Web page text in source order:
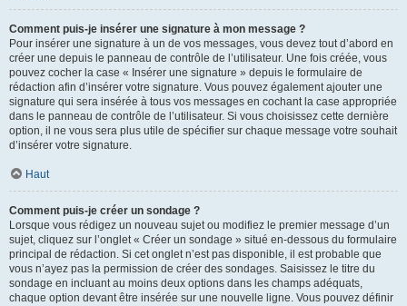
Comment puis-je insérer une signature à mon message ?
Pour insérer une signature à un de vos messages, vous devez tout d’abord en
créer une depuis le panneau de contrôle de l’utilisateur. Une fois créée, vous
pouvez cocher la case « Insérer une signature » depuis le formulaire de
rédaction afin d’insérer votre signature. Vous pouvez également ajouter une
signature qui sera insérée à tous vos messages en cochant la case appropriée
dans le panneau de contrôle de l’utilisateur. Si vous choisissez cette dernière
option, il ne vous sera plus utile de spécifier sur chaque message votre souhait
d’insérer votre signature.
Haut
Comment puis-je créer un sondage ?
Lorsque vous rédigez un nouveau sujet ou modifiez le premier message d’un
sujet, cliquez sur l’onglet « Créer un sondage » situé en-dessous du formulaire
principal de rédaction. Si cet onglet n’est pas disponible, il est probable que
vous n’ayez pas la permission de créer des sondages. Saisissez le titre du
sondage en incluant au moins deux options dans les champs adéquats,
chaque option devant être insérée sur une nouvelle ligne. Vous pouvez définir